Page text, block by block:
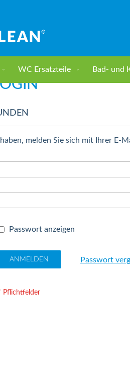
WC Ersatzteile Bad- und
melden Sie sich mit Ihrer E-
Passwort anzeigen
ANMELDEN Passwort